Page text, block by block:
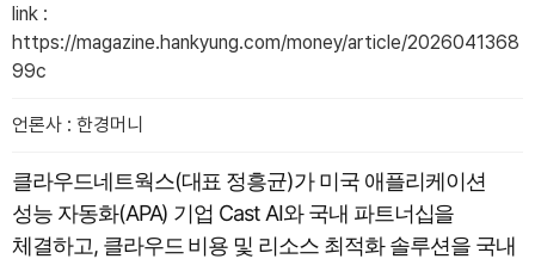
link :
https://magazine.hankyung.com/money/article/2026041368
99c
언론사 : 한경머니
클라우드네트웍스(대표 정흥균)가 미국 애플리케이션
성능 자동화(APA) 기업 Cast AI와 국내 파트너십을
체결하고, 클라우드 비용 및 리소스 최적화 솔루션을 국내